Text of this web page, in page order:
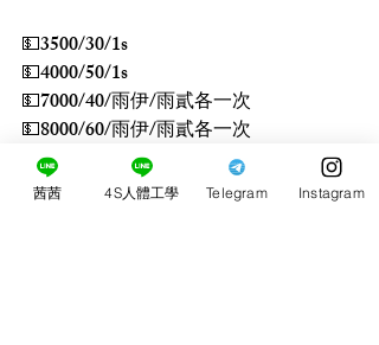
💵3500/30/1s
💵4000/50/1s
💵7000/40/雨伊/雨貳各一次
💵8000/60/雨伊/雨貳各一次
雨伊(點我)
茜茜 4S人體工學 Telegram Instagram